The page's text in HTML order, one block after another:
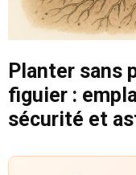
Planter sans
figuier :
sécurité et